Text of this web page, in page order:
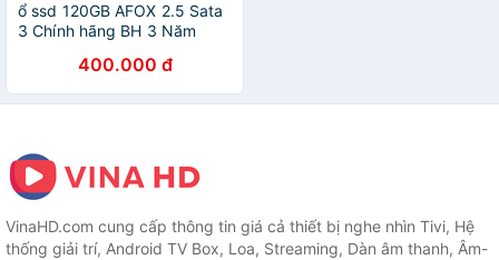
ổ ssd 120GB AFOX 2.5 Sata
3 Chính hãng BH 3 Năm
400.000 đ
VinaHD.com cung cấp thông tin giá cả thiết bị nghe nhìn Tivi, Hệ
thống giải trí, Android TV Box, Loa, Streaming, Dàn âm thanh, Âm-